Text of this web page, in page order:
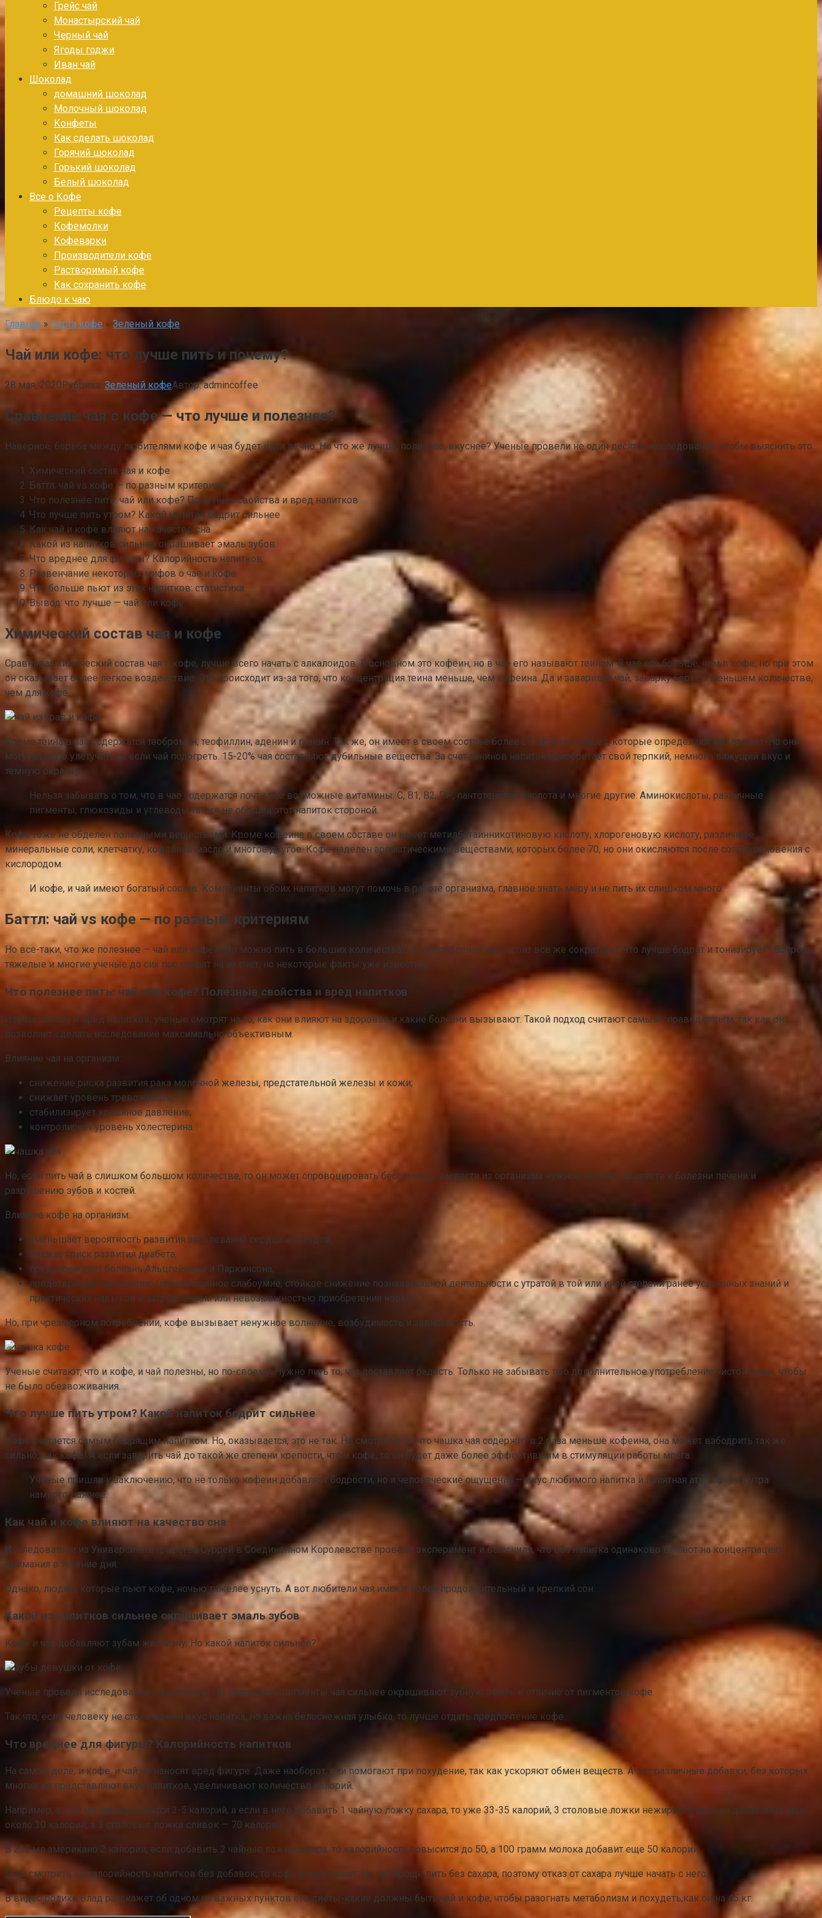
Грейс чай
Монастырский чай
Черный чай
Ягоды годжи
Иван чай
Шоколад
домашний шоколад
Молочный шоколад
Конфеты
Как сделать шоколад
Горячий шоколад
Горький шоколад
Белый шоколад
Все о Кофе
Рецепты кофе
Кофемолки
Кофеварки
Производители кофе
Растворимый кофе
Как сохранить кофе
Блюдо к чаю
Главная » Сорта кофе » Зеленый кофе
Чай или кофе: что лучше пить и почему?
28 мая, 2020Рубрика: Зеленый кофеАвтор: admincoffee
Сравнение чая с кофе — что лучше и полезнее?
Наверное, борьба между любителями кофе и чая будет идти вечно. Но что же лучше, полезнее, вкуснее? Ученые провели не один десяток исследований, чтобы выяснить это.
Химический состав чая и кофе
Баттл: чай vs кофе — по разным критериям
Что полезнее пить: чай или кофе? Полезные свойства и вред напитков
Что лучше пить утром? Какой напиток бодрит сильнее
Как чай и кофе влияют на качество сна
Какой из напитков сильнее окрашивает эмаль зубов
Что вреднее для фигуры? Калорийность напитков
Развенчание некоторых мифов о чае и кофе
Что больше пьют из этих напитков: статистика
Вывод: что лучше — чай или кофе
Химический состав чая и кофе
Сравнивая химический состав чая и кофе, лучше всего начать с алкалоидов. В основном это кофеин, но в чае его называют теином. В чае его больше, чем в кофе, но при этом
он оказывает более легкое воздействие. Это происходит из-за того, что концентрация теина меньше, чем кофеина. Да и заваривая чай, заварку берут в меньшем количестве,
чем для кофе.
Кроме теина в чае содержатся теобромин, теофиллин, аденин и гуанин. Так же, он имеет в своем составе более 20 эфирных масел, которые определяют его аромат. Но они
могут быстро улетучиться, если чай подогреть. 15-20% чая составляют дубильные вещества. За счет танинов напиток приобретает свой терпкий, немного вяжущий вкус и
темную окраску.
Нельзя забывать о том, что в чае содержатся почти все возможные витамины: С, В1, В2, РР, пантотеновая кислота и многие другие. Аминокислоты, различные
пигменты, глюкозиды и углеводы также не обошли этот напиток стороной.
Кофе тоже не обделен полезными веществами. Кроме кофеина в своем составе он имеет метилбетаинникотиновую кислоту, хлорогеновую кислоту, различные
минеральные соли, клетчатку, кофейное масло и многое другое. Кофе наделен ароматическими веществами, которых более 70, но они окисляются после соприкосновения с
кислородом.
И кофе, и чай имеют богатый состав. Компоненты обоих напитков могут помочь в работе организма, главное знать меру и не пить их слишком много.
Баттл: чай vs кофе — по разным критериям
Но все-таки, что же полезнее — чай или кофе? Что можно пить в больших количествах, а употребления чего стоит все же сократить? Что лучше бодрит и тонизирует? Вопросы
тяжелые и многие ученые до сих пор спорят на их счет, но некоторые факты уже известны.
Что полезнее пить: чай или кофе? Полезные свойства и вред напитков
Изучая пользу и вред напитков, ученые смотрят на то, как они влияют на здоровье и какие болезни вызывают. Такой подход считают самым справедливым, так как он
позволяет сделать исследование максимально объективным.
Влияние чая на организм:
снижение риска развития рака молочной железы, предстательной железы и кожи;
снижает уровень тревожности;
стабилизирует кровяное давление;
контролирует уровень холестерина.
Но, если пить чай в слишком большом количестве, то он может спровоцировать бессонницу, вывести из организма нужное железо, привести к болезни печени и
разрушению зубов и костей.
Влияние кофе на организм:
уменьшает вероятность развития заболеваний сердца и сосудов;
снижает риск развития диабета;
предупреждает болезнь Альцгеймера и Паркинсона;
предотвращает деменцию (приобретённое слабоумие, стойкое снижение познавательной деятельности с утратой в той или иной степени ранее усвоенных знаний и
практических навыков и затруднением или невозможностью приобретения новых).
Но, при чрезмерном потреблении, кофе вызывает ненужное волнение, возбудимость и зависимость.
Ученые считают, что и кофе, и чай полезны, но по-своему. Нужно пить то, что доставляет радость. Только не забывать про дополнительное употребление чистой воды, чтобы
не было обезвоживания.
Что лучше пить утром? Какой напиток бодрит сильнее
Кофе считается самым бодрящим напитком. Но, оказывается, это не так. Не смотря на то, что чашка чая содержит в 2 раза меньше кофеина, она может взбодрить так же
сильно, как кофе! А если заварить чай до такой же степени крепости, что и кофе, то он будет даже более эффективным в стимуляции работы мозга.
Ученые пришли к заключению, что не только кофеин добавляет бодрости, но и человеческие ощущения — вкус любимого напитка и приятная атмосфера с утра
намного важнее.
Как чай и кофе влияют на качество сна
Исследователи из Университета графства Суррей в Соединенном Королевстве провели эксперимент и выяснили, что оба напитка одинаково влияют на концентрацию
внимания в течение дня.
Однако, людям, которые пьют кофе, ночью тяжелее уснуть. А вот любители чая имеют более продолжительный и крепкий сон.
Какой из напитков сильнее окрашивает эмаль зубов
Кофе и чай добавляют зубам желтизну. Но какой напиток сильнее?
Ученые провели исследование и выяснили, что природные пигменты чая сильнее окрашивают зубную эмаль в отличие от пигментов кофе.
Так что, если человеку не столь важен вкус напитка, но важна белоснежная улыбка, то лучше отдать предпочтение кофе.
Что вреднее для фигуры? Калорийность напитков
На самом деле, и кофе, и чай не наносят вред фигуре. Даже наоборот, они помогают при похудение, так как ускоряют обмен веществ. А вот различные добавки, без которых
многие не представляют вкус напитков, увеличивают количество калорий.
Например, в 100 мл чая содержится 3-5 калорий, а если в него добавить 1 чайную ложку сахара, то уже 33-35 калорий, 3 столовые ложки нежирного молока добавляют еще
около 30 калорий, а 3 столовые ложки сливок — 70 калорий.
В 250 мл американо 2 калории, если добавить 2 чайные ложки сахара, то калорийность повысится до 50, а 100 грамм молока добавит еще 50 калорий.
Если смотреть на калорийность напитков без добавок, то кофе выигрывает. Но чай проще пить без сахара, поэтому отказ от сахара лучше начать с него.
В видео ролике Влад расскажет об одном из важных пунктов его диеты-какие должны быть чай и кофе, чтобы разогнать метаболизм и похудеть,как он на 45 кг.